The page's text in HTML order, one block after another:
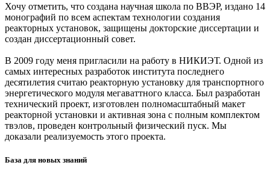
Хочу отметить, что создана научная школа по ВВЭР, издано 14
монографий по всем аспектам технологии создания
реакторных установок, защищены докторские диссертации и
создан диссертационный совет.
В 2009 году меня пригласили на работу в НИКИЭТ. Одной из
самых интересных разработок института последнего
десятилетия считаю реакторную установку для транспортного
энергетического модуля мегаваттного класса. Был разработан
технический проект, изготовлен полномасштабный макет
реакторной установки и активная зона с полным комплектом
твэлов, проведен контрольный физический пуск. Мы
доказали реализуемость этого проекта.
База для новых знаний